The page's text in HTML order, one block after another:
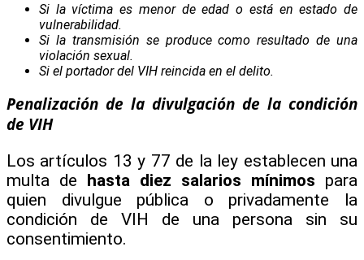
Si la víctima es menor de edad o está en estado de
vulnerabilidad.
Si la transmisión se produce como resultado de una
violación sexual.
Si el portador del VIH reincida en el delito.
Penalización de la divulgación de la condición
de VIH
Los artículos 13 y 77 de la ley establecen una
multa de hasta diez salarios mínimos para
quien divulgue pública o privadamente la
condición de VIH de una persona sin su
consentimiento.